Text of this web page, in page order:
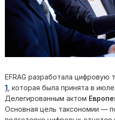
EFRAG разработала цифровую
1 , которая была принята в
Делегированным актом
Основная цель таксономии —